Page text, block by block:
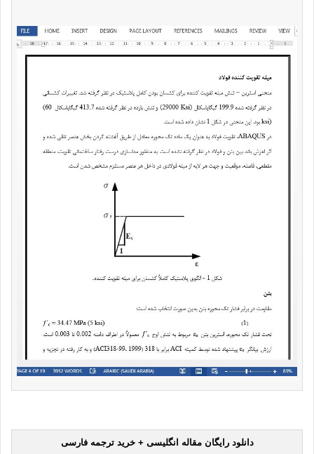
دانلود رایگان مقاله انگلیسی + خرید ترجمه فارسی